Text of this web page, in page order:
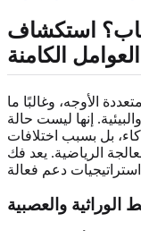
استكشاف
العوامل الكامنة
الأوجه، وغالبًا ما
إنها ليست حالة
بل بسبب اختلافات
الرياضية. يعد فك
الوراثية والعصبية